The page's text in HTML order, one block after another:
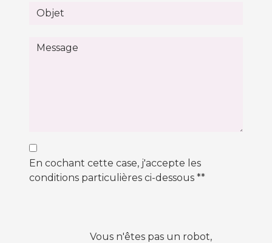
En cochant cette case, j'accepte les
conditions particulières ci-dessous **
Vous n'êtes pas un robot,